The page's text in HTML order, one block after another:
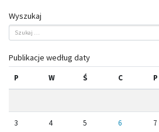
Wyszukaj
Publikacje według daty
P W Ś C P
3 4 5 6 7